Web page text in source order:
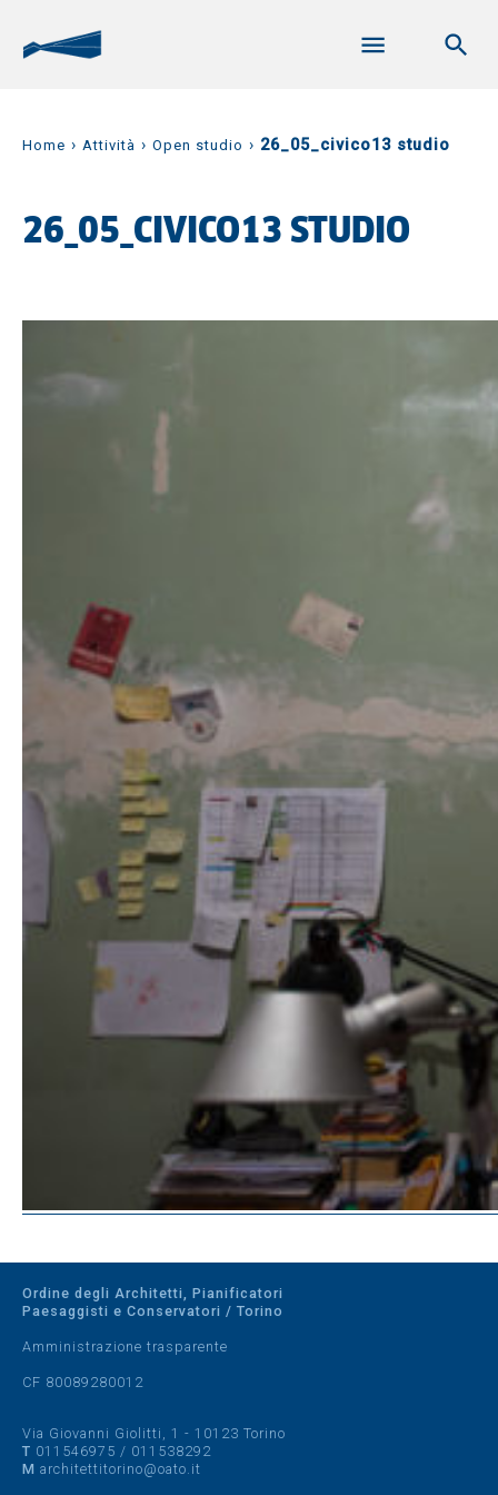
Home › Attività › Open studio › 26_05_civico13 studio
26_05_CIVICO13 STUDIO
Ordine degli Architetti, Pianificatori
Paesaggisti e Conservatori / Torino
Amministrazione trasparente
CF 80089280012
Via Giovanni Giolitti, 1 - 10123 Torino
T 011546975 / 011538292
M architettitorino@oato.it